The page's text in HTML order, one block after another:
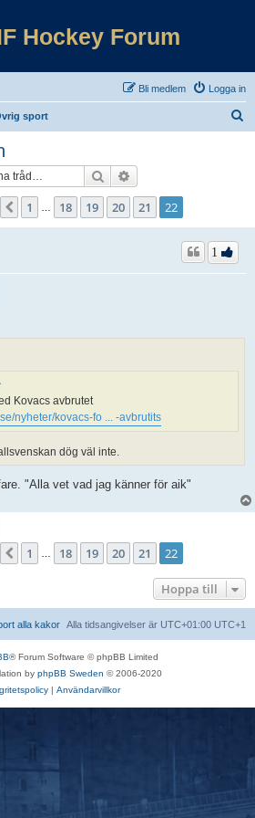
Hockey Forum
Logga in
Bli medlem
sport
Sök
Sida 22 av 22
Föregående
1 18 19 20 21 22
1
Kovacs avbrutet
nyheter/kovacs-fo ... -avbrutits
dög väl inte.
"Alla vet vad jag känner för aik"
Sida 22 av 22
Föregående
1 18 19 20 21 22
Hoppa till
Alla tidsangivelser är UTC+01:00 UTC+1
alla kakor
® Forum Software © phpBB Limited
by phpBB Sweden © 2006-2020
| Användarvillkor